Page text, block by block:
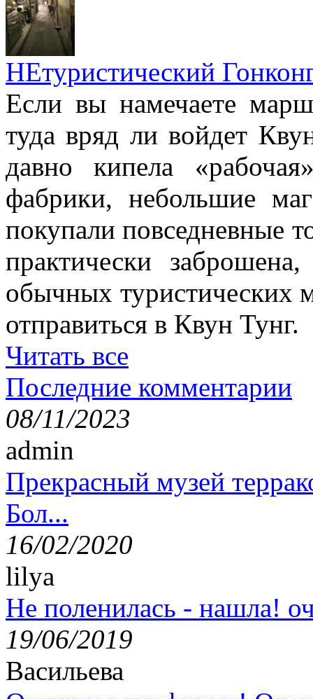
НЕтуристический
Если вы намечаете
туда вряд ли войдет
давно кипела
фабрики, небольшие
покупали повседневные
практически
обычных туристических
отправиться в Квун Тунг.
Читать все
Последние комментарии
08/11/2023
admin
Прекрасный музей
Бол...
16/02/2020
lilya
Не поленилась - нашла!
19/06/2019
Васильева